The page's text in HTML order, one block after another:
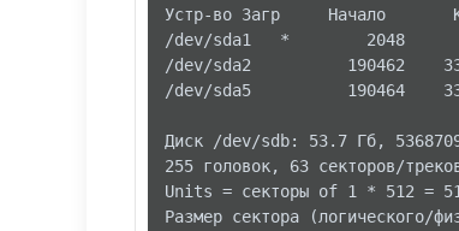
Устр-во Загр     Начало
/dev/sda1   *        2048
/dev/sda2          190462
/dev/sda5          190464
Диск /dev/sdb: 53.7 Гб,
255 головок, 63 секторов/
Units = секторы of 1 * 512 =
Размер сектора (логического/